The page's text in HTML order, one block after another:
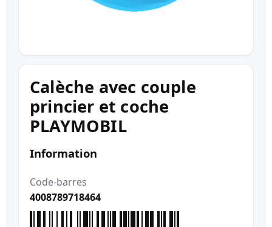
Calèche avec couple
princier et coche
PLAYMOBIL
Information
Code-barres
4008789718464